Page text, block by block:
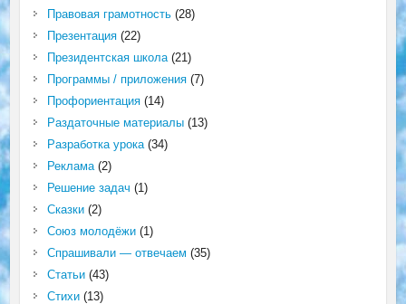
Правовая грамотность(28)
Презентация(22)
Президентская школа(21)
Программы / приложения(7)
Профориентация(14)
Раздаточные материалы(13)
Разработка урока(34)
Реклама(2)
Решение задач (1)
Сказки(2)
Союз молодёжи(1)
Спрашивали — отвечаем (35)
Статьи(43)
Стихи(13)